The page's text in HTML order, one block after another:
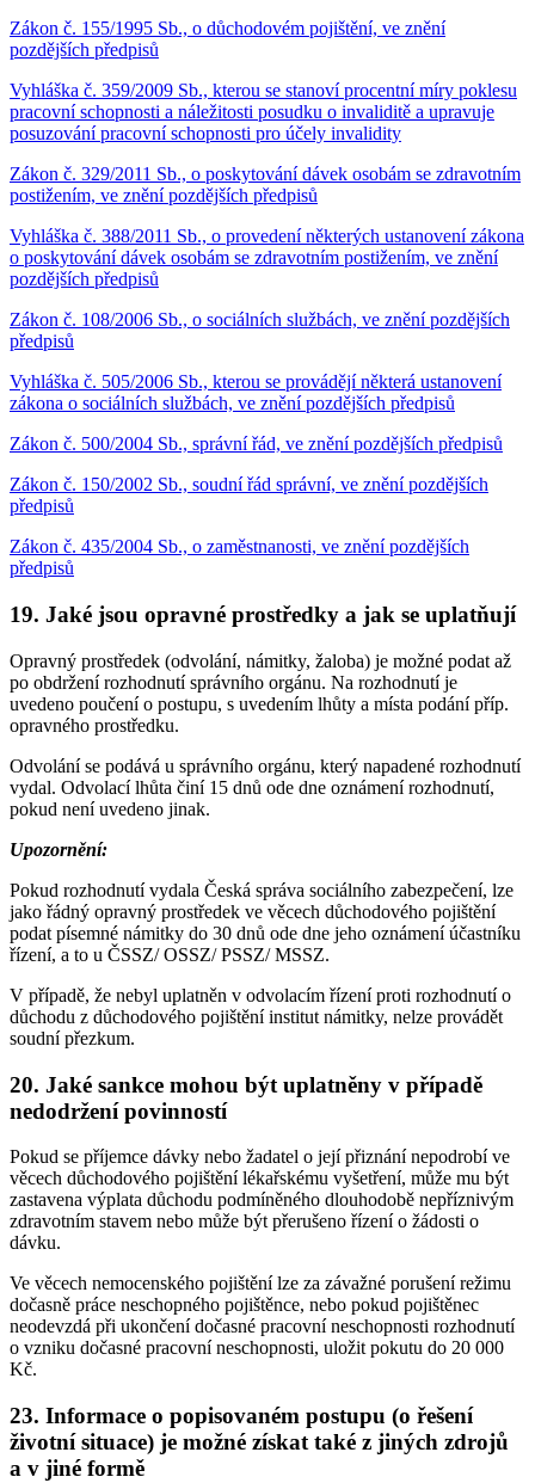
Zákon č. 155/1995 Sb., o důchodovém pojištění, ve znění
pozdějších předpisů
Vyhláška č. 359/2009 Sb., kterou se stanoví procentní míry poklesu
pracovní schopnosti a náležitosti posudku o invaliditě a upravuje
posuzování pracovní schopnosti pro účely invalidity
Zákon č. 329/2011 Sb., o poskytování dávek osobám se zdravotním
postižením, ve znění pozdějších předpisů
Vyhláška č. 388/2011 Sb., o provedení některých ustanovení zákona
o poskytování dávek osobám se zdravotním postižením, ve znění
pozdějších předpisů
Zákon č. 108/2006 Sb., o sociálních službách, ve znění pozdějších
předpisů
Vyhláška č. 505/2006 Sb., kterou se provádějí některá ustanovení
zákona o sociálních službách, ve znění pozdějších předpisů
Zákon č. 500/2004 Sb., správní řád, ve znění pozdějších předpisů
Zákon č. 150/2002 Sb., soudní řád správní, ve znění pozdějších
předpisů
Zákon č. 435/2004 Sb., o zaměstnanosti, ve znění pozdějších
předpisů
19. Jaké jsou opravné prostředky a jak se uplatňují
Opravný prostředek (odvolání, námitky, žaloba) je možné podat až
po obdržení rozhodnutí správního orgánu. Na rozhodnutí je
uvedeno poučení o postupu, s uvedením lhůty a místa podání příp.
opravného prostředku.
Odvolání se podává u správního orgánu, který napadené rozhodnutí
vydal. Odvolací lhůta činí 15 dnů ode dne oznámení rozhodnutí,
pokud není uvedeno jinak.
Upozornění:
Pokud rozhodnutí vydala Česká správa sociálního zabezpečení, lze
jako řádný opravný prostředek ve věcech důchodového pojištění
podat písemné námitky do 30 dnů ode dne jeho oznámení účastníku
řízení, a to u ČSSZ/ OSSZ/ PSSZ/ MSSZ.
V případě, že nebyl uplatněn v odvolacím řízení proti rozhodnutí o
důchodu z důchodového pojištění institut námitky, nelze provádět
soudní přezkum.
20. Jaké sankce mohou být uplatněny v případě
nedodržení povinností
Pokud se příjemce dávky nebo žadatel o její přiznání nepodrobí ve
věcech důchodového pojištění lékařskému vyšetření, může mu být
zastavena výplata důchodu podmíněného dlouhodobě nepříznivým
zdravotním stavem nebo může být přerušeno řízení o žádosti o
dávku.
Ve věcech nemocenského pojištění lze za závažné porušení režimu
dočasně práce neschopného pojištěnce, nebo pokud pojištěnec
neodevzdá při ukončení dočasné pracovní neschopnosti rozhodnutí
o vzniku dočasné pracovní neschopnosti, uložit pokutu do 20 000
Kč.
23. Informace o popisovaném postupu (o řešení
životní situace) je možné získat také z jiných zdrojů
a v jiné formě